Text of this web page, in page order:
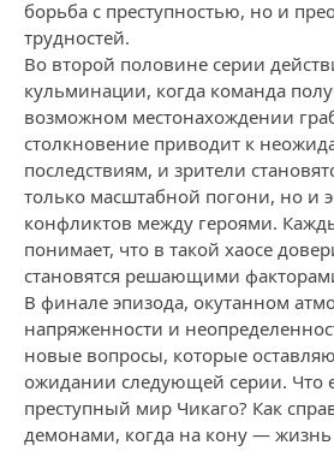
борьба с преступностью, но и
трудностей.
Во второй половине серии
кульминации, когда команда
возможном местонахождении
столкновение приводит к
последствиям, и зрители
только масштабной погони, но и
конфликтов между героями.
понимает, что в такой хаосе
становятся решающими
В финале эпизода, окутанном
напряженности и
новые вопросы, которые
ожидании следующей серии. Что
преступный мир Чикаго? Как
демонами, когда на кону — жизнь